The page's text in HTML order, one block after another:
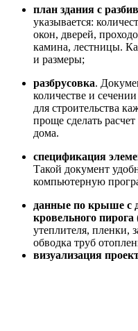
план здания с
указывается:
окон, дверей,
камина, лестницы.
и размеры;
разбрусовка.
количестве и
для строительства
проще сделать
дома.
спецификация
Такой документ
компьютерную
данные по крыше с
кровельного пирога
утеплителя, пленки,
обводка труб
визуализация